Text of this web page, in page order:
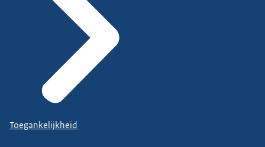
Toegankelijkheid